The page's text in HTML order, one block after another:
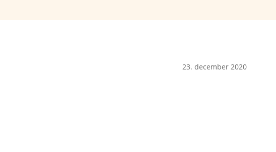
23. december 2020